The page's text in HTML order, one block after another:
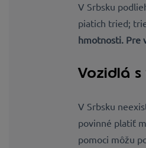
V Srbsku
piatich tried;
hmotnosti. Pre
Vozidlá
V Srbsku
povinné platiť
pomoci môžu